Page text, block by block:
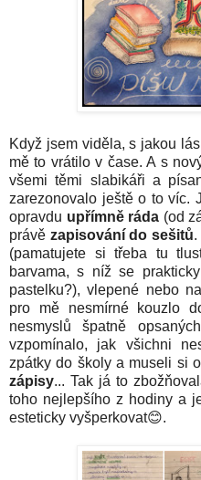
Když jsem viděla, s jakou
mě to vrátilo v čase. A s
všemi těmi slabikáři a
zarezonovalo ještě o to víc.
opravdu upřímně ráda (od
právě zapisování do sešitů.
(pamatujete si třeba tu
barvama, s níž se
pastelku?), vlepené nebo
pro mě nesmírné kouzlo
nesmyslů špatně
vzpomínalo, jak všichni
zpátky do školy a museli si
zápisy... Tak já to
toho nejlepšího z hodiny a
esteticky vyšperkovat😊.